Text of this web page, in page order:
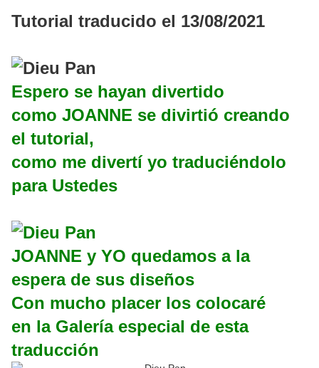
Tutorial traducido el 13/08/2021
Espero se hayan divertido
como JOANNE se divirtió creando
el tutorial,
como me divertí yo traduciéndolo
para Ustedes
JOANNE y YO quedamos a la
espera de sus diseños
Con mucho placer los colocaré
en la Galería especial de esta
traducción